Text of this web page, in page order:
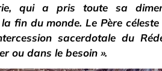
qui a pris toute sa
fin du monde. Le Père
sacerdotale du
ou dans le besoin ».